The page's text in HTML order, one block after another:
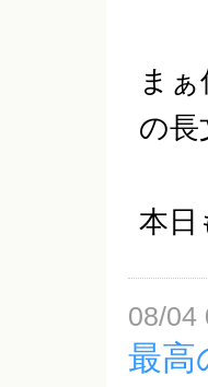
ま
の長
本日
08/04
最高